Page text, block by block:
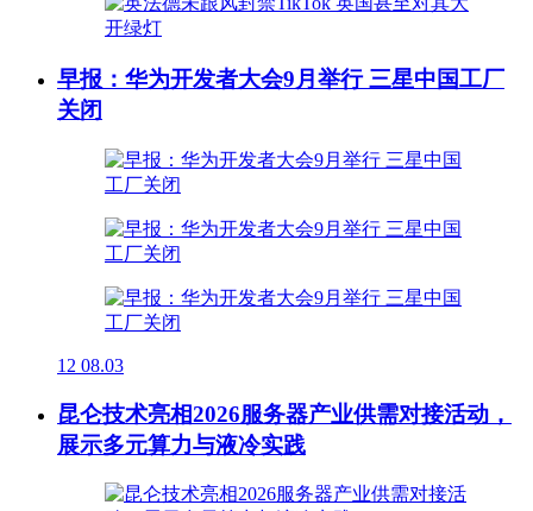
早报：华为开发者大会9月举行 三星中国工厂
关闭
12 08.03
昆仑技术亮相2026服务器产业供需对接活动，
展示多元算力与液冷实践